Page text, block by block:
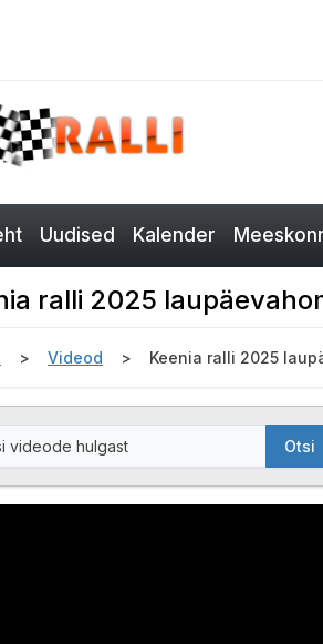
Uudised Kalender
ralli 2025
Videod Keenia ralli 2025
Otsi